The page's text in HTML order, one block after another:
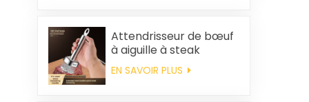
Attendrisseur de bœuf
à aiguille à steak
EN SAVOIR PLUS